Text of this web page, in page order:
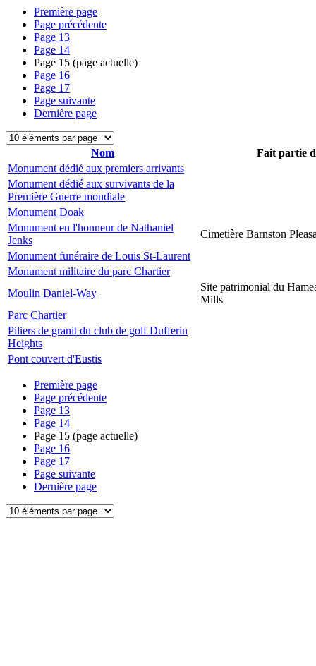
Première page
Page précédente
Page 13
Page 14
Page 15 (page actuelle)
Page 16
Page 17
Page suivante
Dernière page
Nom
Fait partie
Monument dédié aux premiers arrivants
Monument dédié aux survivants de la
Première Guerre mondiale
Monument Doak
Monument en l'honneur de Nathaniel
Jenks
Cimetière Barnston
Monument funéraire de Louis St-Laurent
Monument militaire du parc Chartier
Moulin Daniel-Way
Site patrimonial du
Mills
Parc Chartier
Piliers de granit du club de golf Dufferin
Heights
Pont couvert d'Eustis
Première page
Page précédente
Page 13
Page 14
Page 15 (page actuelle)
Page 16
Page 17
Page suivante
Dernière page